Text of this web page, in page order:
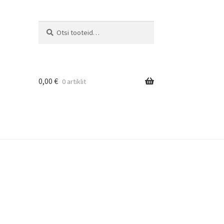
0,00 € 0 artiklit